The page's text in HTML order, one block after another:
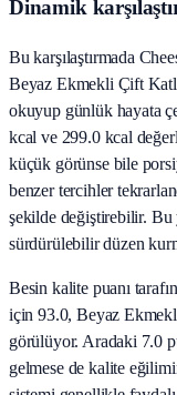
Dinamik
Bu karşılaştırmada
Beyaz Ekmekli Çift
okuyup günlük hayata
kcal ve 299.0 kcal
küçük görünse bile
benzer tercihler
şekilde değiştirebilir. Bu
sürdürülebilir düzen
Besin kalite puanı
için 93.0, Beyaz
görülüyor. Aradaki 7.0
gelmese de kalite